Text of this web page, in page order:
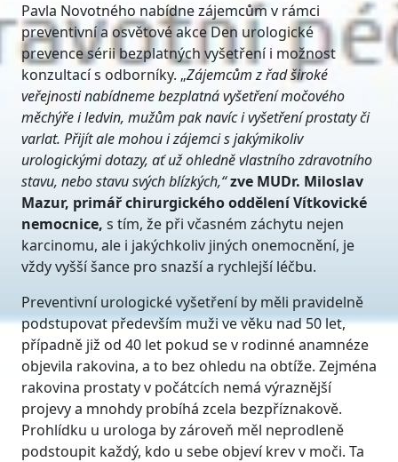
Pavla Novotného nabídne zájemcům v rámci
preventivní a osvětové akce Den urologické
prevence sérii bezplatných vyšetření i možnost
konzultací s odborníky. „Zájemcům z řad široké
veřejnosti nabídneme bezplatná vyšetření močového
měchýře i ledvin, mužům pak navíc i vyšetření prostaty či
varlat. Přijít ale mohou i zájemci s jakýmikoliv
urologickými dotazy, ať už ohledně vlastního zdravotního
stavu, nebo stavu svých blízkých,“zve MUDr. Miloslav
Mazur, primář chirurgického oddělení Vítkovické
nemocnice, s tím, že při včasném záchytu nejen
karcinomu, ale i jakýchkoliv jiných onemocnění, je
vždy vyšší šance pro snazší a rychlejší léčbu.
Preventivní urologické vyšetření by měli pravidelně
podstupovat především muži ve věku nad 50 let,
případně již od 40 let pokud se v rodinné anamnéze
objevila rakovina, a to bez ohledu na obtíže. Zejména
rakovina prostaty v počátcích nemá výraznější
projevy a mnohdy probíhá zcela bezpříznakově.
Prohlídku u urologa by zároveň měl neprodleně
podstoupit každý, kdo u sebe objeví krev v moči. Ta